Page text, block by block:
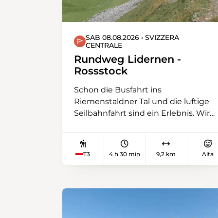
SAB 08.08.2026 • SVIZZERA
CENTRALE
Rundweg Lidernen -
Rossstock
Schon die Busfahrt ins
Riemenstaldner Tal und die luftige
Seilbahnfahrt sind ein Erlebnis. Wir
grasbewachsenen Rücken des
Rossstock auf den imposanten
T3 4 h 30 min 9,2 km Alta